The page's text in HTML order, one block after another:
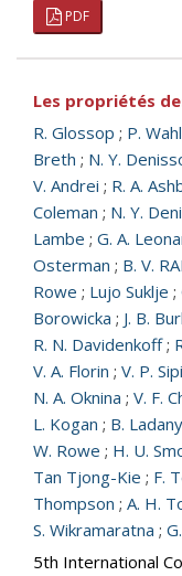
PDF
Les propriétés
R. Glossop ; P. Wahl
Breth ; N. Y.
V. Andrei ; R. A.
Coleman ; N. Y.
Lambe ; G. A.
Osterman ; B. V.
Rowe ; Lujo Suklje ;
Borowicka ; J. B.
R. N. Davidenkoff;
V. A. Florin ; V. P.
N. A. Oknina ; V. F.
L. Kogan ; B.
W. Rowe ; H. U.
Tan Tjong-Kie ; F.
Thompson ; A. H.
S. Wikramaratna ;
5th International